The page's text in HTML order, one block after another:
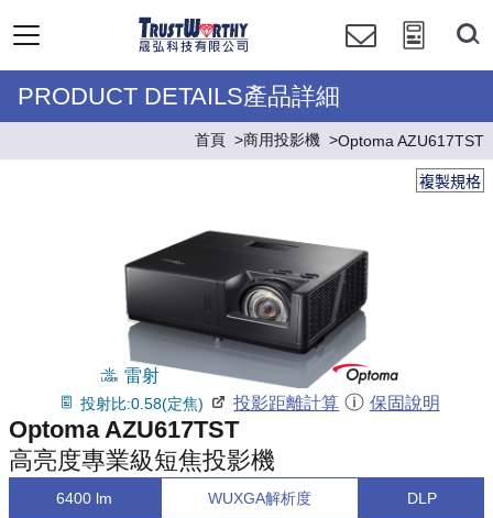
PRODUCT DETAILS產品詳細
首頁 商用投影機 Optoma AZU617TST
複製規格
雷射
投射比:0.58(定焦) 投影距離計算 保固說明
Optoma AZU617TST
高亮度專業級短焦投影機
6400 lm WUXGA解析度
DLP